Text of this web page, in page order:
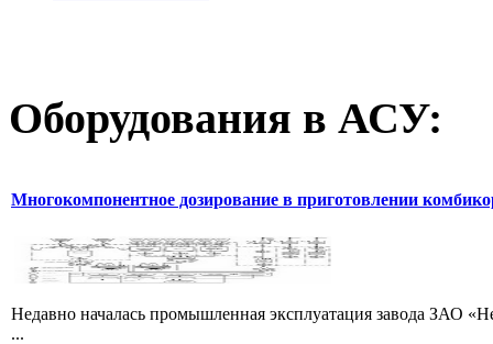
Оборудования в АСУ:
Многокомпонентное дозирование в приготовлении
Недавно началась промышленная эксплуатация завода ЗАО
...